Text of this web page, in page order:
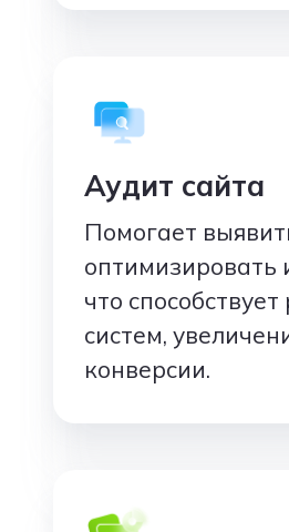
Аудит сайта
Помогает
оптимизировать
что
систем,
конверсии.